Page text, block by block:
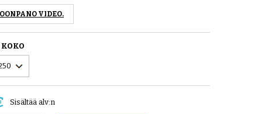
VIDEO.
Sisältää alv:n